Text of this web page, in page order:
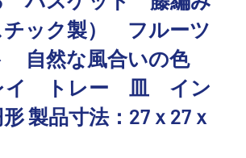
チック製） フルーツ
自然な風合いの色
イ トレー 皿 イン
製品寸法：27ｘ27ｘ